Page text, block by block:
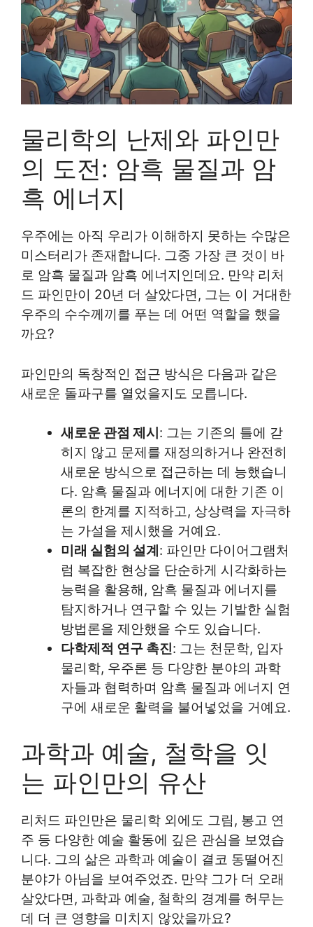
물리학의 난제와 파인만
의 도전: 암흑 물질과 암
흑 에너지
우주에는 아직 우리가 이해하지 못하는 수많은
미스터리가 존재합니다. 그중 가장 큰 것이 바
로 암흑 물질과 암흑 에너지인데요. 만약 리처
드 파인만이 20년 더 살았다면, 그는 이 거대한
우주의 수수께끼를 푸는 데 어떤 역할을 했을
까요?
파인만의 독창적인 접근 방식은 다음과 같은
새로운 돌파구를 열었을지도 모릅니다.
새로운 관점 제시 : 그는 기존의 틀에 갇
히지 않고 문제를 재정의하거나 완전히
새로운 방식으로 접근하는 데 능했습니
다. 암흑 물질과 에너지에 대한 기존 이
론의 한계를 지적하고, 상상력을 자극하
는 가설을 제시했을 거예요.
미래 실험의 설계 : 파인만 다이어그램처
럼 복잡한 현상을 단순하게 시각화하는
능력을 활용해, 암흑 물질과 에너지를
탐지하거나 연구할 수 있는 기발한 실험
방법론을 제안했을 수도 있습니다.
다학제적 연구 촉진: 그는 천문학, 입자
물리학, 우주론 등 다양한 분야의 과학
자들과 협력하며 암흑 물질과 에너지 연
구에 새로운 활력을 불어넣었을 거예요.
과학과 예술, 철학을 잇
는 파인만의 유산
리처드 파인만은 물리학 외에도 그림, 봉고 연
주 등 다양한 예술 활동에 깊은 관심을 보였습
니다. 그의 삶은 과학과 예술이 결코 동떨어진
분야가 아님을 보여주었죠. 만약 그가 더 오래
살았다면, 과학과 예술, 철학의 경계를 허무는
데 더 큰 영향을 미치지 않았을까요?